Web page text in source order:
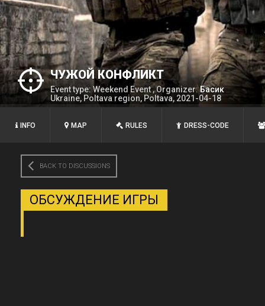
ЧУЖОЙ КОНФЛИКТ
Event type: Weekend Event , Organizer:Басик
Ukraine, Poltava region, Poltava, 2021-04-18
INFO MAP RULES DRESS-CODE
BACK TO DISCUSSIONS
ОБСУЖДЕНИЕ ИГРЫ